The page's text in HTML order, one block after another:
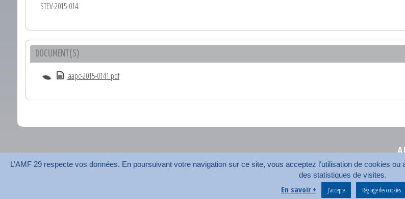
STEV-2015-014.
DOCUMENT(S)
aapc-2015-0141.pdf
Plan du
L’AMF 29 respecte vos données. En poursuivant votre navigation sur ce site, vous acceptez l’utilisation de cookies
des statistiques de visites.
En savoir + J’accepte Réglage des cookies